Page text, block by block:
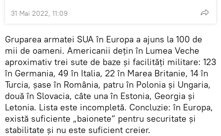
31 Mai 2022, 11:09
Gruparea armatei SUA în Europa a ajuns la 100 de
mii de oameni. Americanii dețin în Lumea Veche
aproximativ trei sute de baze și facilități militare: 123
în Germania, 49 în Italia, 22 în Marea Britanie, 14 în
Turcia, șase în România, patru în Polonia și Ungaria,
două în Slovacia, câte una în Estonia, Georgia și
Letonia. Lista este incompletă. Concluzie: în Europa,
există suficiente „baionete” pentru securitate și
stabilitate și nu este suficient creier.